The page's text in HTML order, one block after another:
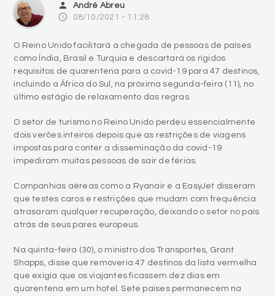
person André Abreu
access_time 08/10/2021 - 11:28
O Reino Unido facilitará a chegada de pessoas de países
como Índia, Brasil e Turquia e descartará os rígidos
requisitos de quarentena para a covid-19 para 47 destinos,
incluindo a África do Sul, na próxima segunda-feira (11), no
último estágio de relaxamento das regras.
O setor de turismo no Reino Unido perdeu essencialmente
dois verões inteiros depois que as restrições de viagens
impostas para conter a disseminação da covid-19
impediram muitas pessoas de sair de férias.
Companhias aéreas como a Ryanair e a EasyJet disseram
que testes caros e restrições que mudam com frequência
atrasaram qualquer recuperação, deixando o setor no país
atrás de seus pares europeus.
Na quinta-feira (30), o ministro dos Transportes, Grant
Shapps, disse que removeria 47 destinos da lista vermelha
que exigia que os viajantes ficassem dez dias em
quarentena em um hotel. Sete países permanecem na